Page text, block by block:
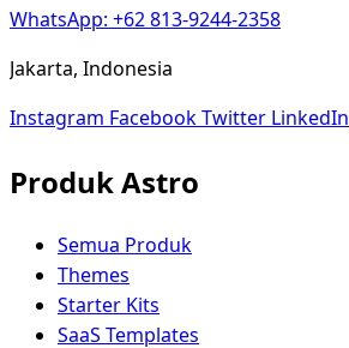
WhatsApp: +62 813-9244-2358
Jakarta, Indonesia
Instagram FacebookTwitter LinkedIn
Produk Astro
Semua Produk
Themes
Starter Kits
SaaS Templates